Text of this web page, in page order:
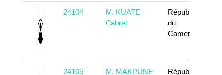
24104
M. KUATE
Cabrel
République
du
Cameroun
24105 M. MAKPUNE République